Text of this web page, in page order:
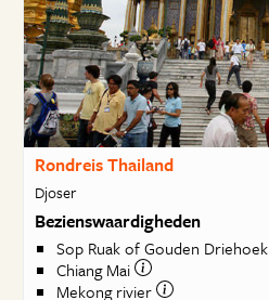
Rondreis Thailand
Djoser
Bezienswaardigheden
Sop Ruak of Gouden Driehoek
Chiang Mai
Mekong rivier